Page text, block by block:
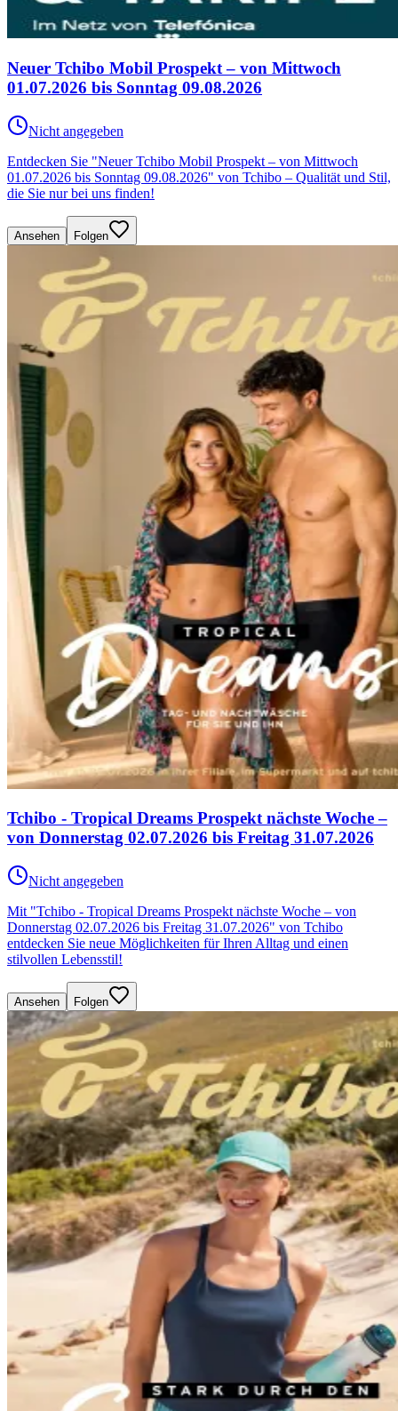
Neuer Tchibo Mobil Prospekt – von Mittwoch
01.07.2026 bis Sonntag 09.08.2026
Nicht angegeben
Entdecken Sie "Neuer Tchibo Mobil Prospekt – von Mittwoch
01.07.2026 bis Sonntag 09.08.2026" von Tchibo – Qualität und Stil,
die Sie nur bei uns finden!
Ansehen Folgen
Tchibo - Tropical Dreams Prospekt nächste Woche –
von Donnerstag 02.07.2026 bis Freitag 31.07.2026
Nicht angegeben
Mit "Tchibo - Tropical Dreams Prospekt nächste Woche – von
Donnerstag 02.07.2026 bis Freitag 31.07.2026" von Tchibo
entdecken Sie neue Möglichkeiten für Ihren Alltag und einen
stilvollen Lebensstil!
Ansehen Folgen